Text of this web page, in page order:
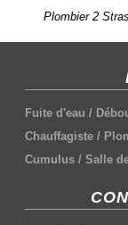
Plombier 2
Fuite d'eau /
Chauffagiste /
Cumulus /Salle